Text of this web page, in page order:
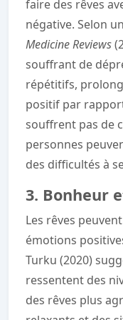
faire des rêves
négative. Selon
Medicine Reviews
souffrant de
répétitifs,
positif par
souffrent pas de
personnes
des difficultés à
3. Bonheur
Les rêves
émotions
Turku (2020)
ressentent des
des rêves plus